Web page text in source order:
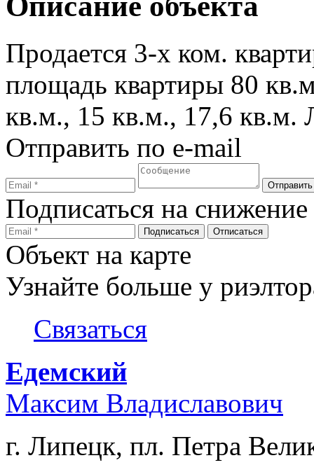
Продается 3-х ком.
площадь квартиры 80
кв.м., 15 кв.м., 17,6 кв.м.
Отправить по e-mail
Подписаться на
Объект на карте
Узнайте больше у
Связаться
Едемский
Максим Владиславович
г. Липецк, пл. Петра